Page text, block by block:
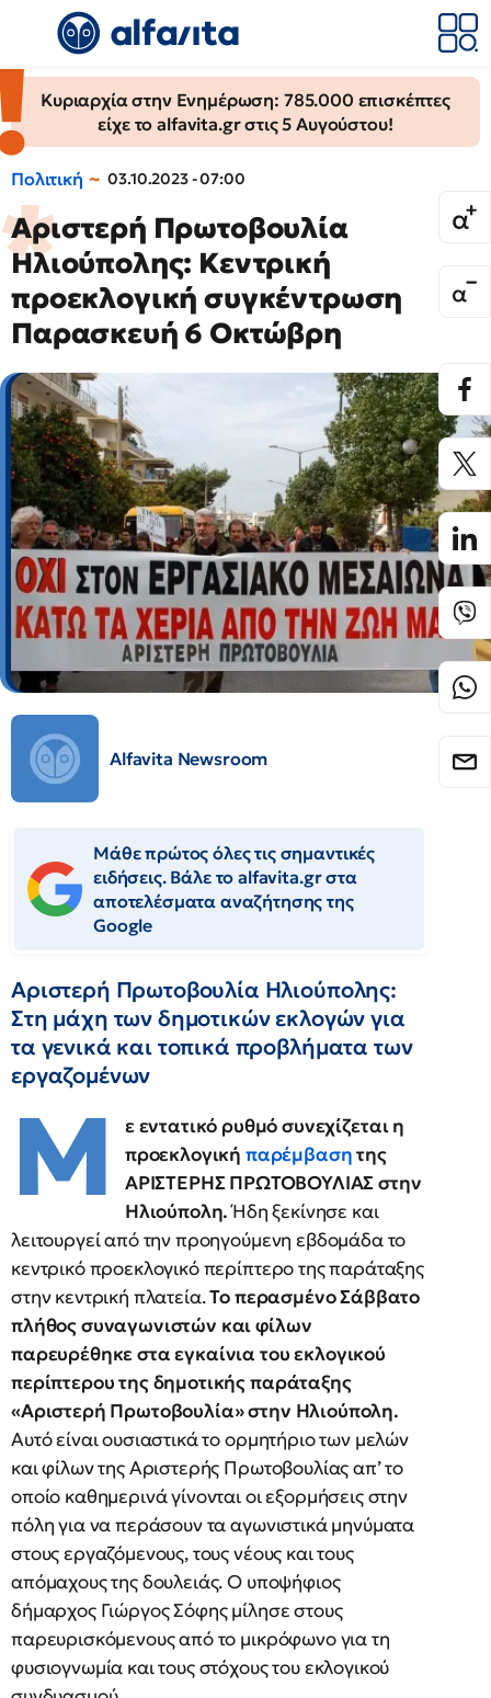
Κυριαρχία στην Ενημέρωση: 785.000 επισκέπτες
είχε το alfavita.gr στις 5 Αυγούστου!
Πολιτική 03.10.2023 - 07:00
Αριστερή Πρωτοβουλία
Ηλιούπολης: Κεντρική
προεκλογική συγκέντρωση
Παρασκευή 6 Οκτώβρη
Alfavita Newsroom
Μάθε πρώτος όλες τις σημαντικές
ειδήσεις. Βάλε το alfavita.gr στα
αποτελέσματα αναζήτησης της
Google
Αριστερή Πρωτοβουλία Ηλιούπολης:
Στη μάχη των δημοτικών εκλογών για
τα γενικά και τοπικά προβλήματα των
εργαζομένων
Μ
ε εντατικό ρυθμό συνεχίζεται η
προεκλογική παρέμβασητης
ΑΡΙΣΤΕΡΗΣ ΠΡΩΤΟΒΟΥΛΙΑΣ στην
Ηλιούπολη.Ήδη ξεκίνησε και
λειτουργεί από την προηγούμενη εβδομάδα το
κεντρικό προεκλογικό περίπτερο της παράταξης
στην κεντρική πλατεία.Το περασμένο Σάββατο
πλήθος συναγωνιστών και φίλων
παρευρέθηκε στα εγκαίνια του εκλογικού
περίπτερου της δημοτικής παράταξης
«Αριστερή Πρωτοβουλία» στην Ηλιούπολη.
Αυτό είναι ουσιαστικά το ορμητήριο των μελών
και φίλων της Αριστερής Πρωτοβουλίας απ’ το
οποίο καθημερινά γίνονται οι εξορμήσεις στην
πόλη για να περάσουν τα αγωνιστικά μηνύματα
στους εργαζόμενους, τους νέους και τους
απόμαχους της δουλειάς. Ο υποψήφιος
δήμαρχος Γιώργος Σόφης μίλησε στους
παρευρισκόμενους από το μικρόφωνο για τη
φυσιογνωμία και τους στόχους του εκλογικού